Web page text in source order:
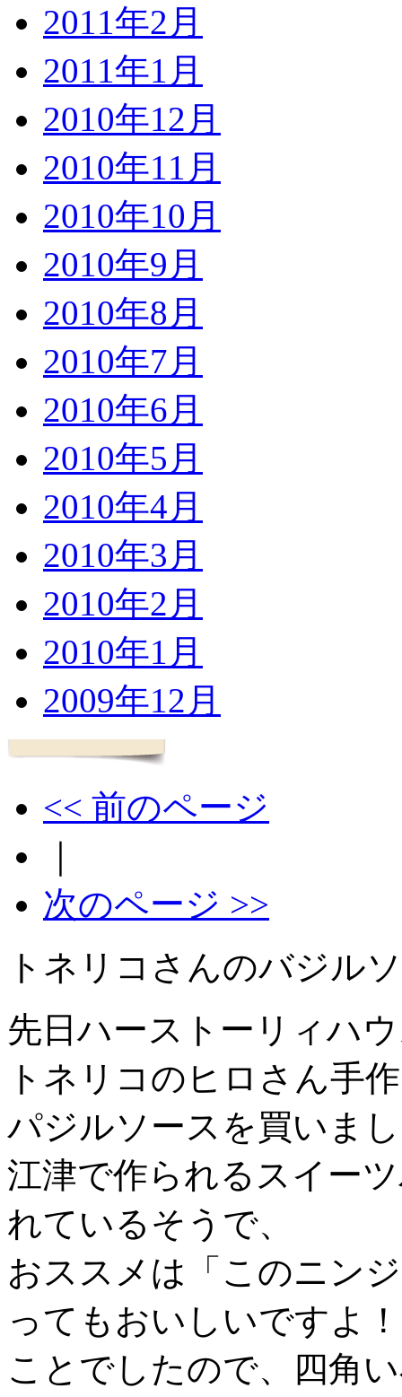
2011年2月
2011年1月
2010年12月
2010年11月
2010年10月
2010年9月
2010年8月
2010年7月
2010年6月
2010年5月
2010年4月
2010年3月
2010年2月
2010年1月
2009年12月
<< 前のページ
次のページ >>
トネリコさんのバジル
先日ハーストーリィハ
トネリコのヒロさん手
パジルソースを買いま
江津で作られるスイー
れているそうで、
おススメは「このニン
ってもおいしいですよ
ことでしたので、四角